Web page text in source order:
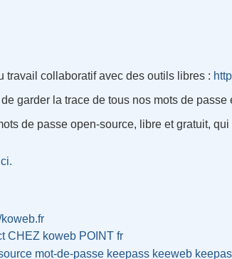
travail collaboratif avec des outils libres :
garder la trace de tous nos mots de
de passe open-source, libre et gratuit,
koweb.fr
CHEZ koweb POINT fr
mot-de-passe keepass keeweb